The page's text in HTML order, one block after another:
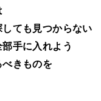
ても見つからない
手に入れよう
きものを